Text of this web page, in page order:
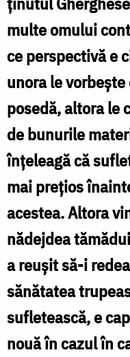
Gherghesenilor
multe omului
ce perspectivă e
unora le
posedă, altora le
de bunurile
înțeleagă că
mai prețios
acestea. Altora
nădejdea
a reușit să-i
sănătatea
sufletească, e
nouă în cazul în